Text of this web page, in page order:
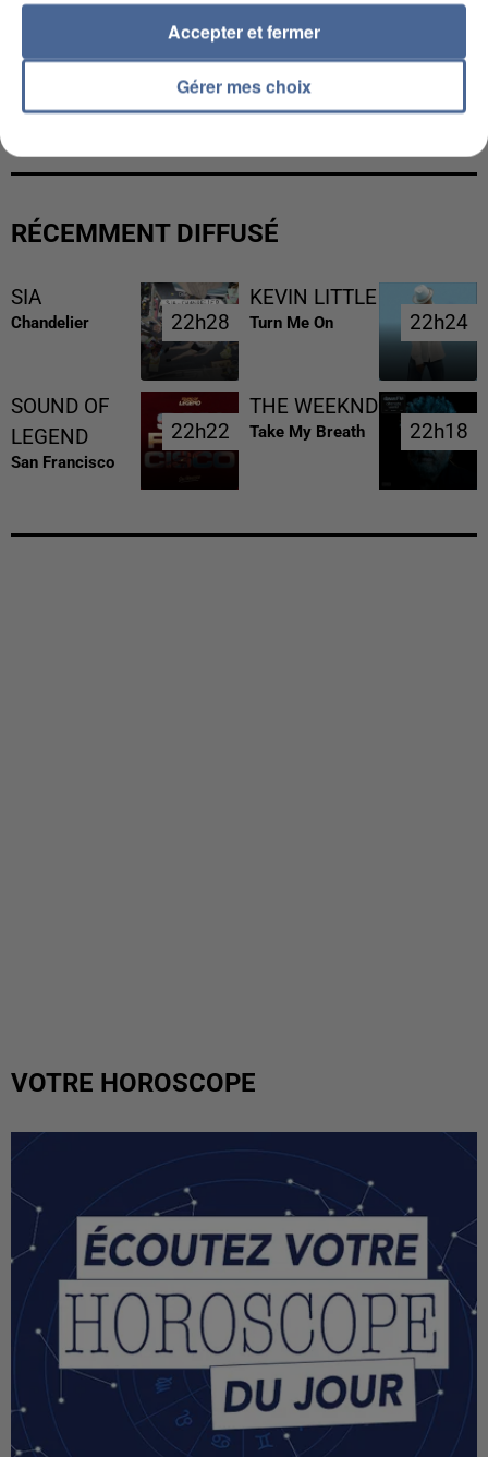
UNE TOURISTE DE L’OISE EMPORTÉE PAR UNE
COULÉE DE BOUE EN HAUTE-SAVOIE
RÉCEMMENT DIFFUSÉ
SIA
Chandelier 22h28
22h28
KEVIN LITTLE
Turn Me On 22h24
22h24
SOUND OF
LEGEND
San Francisco
22h22
22h22
THE WEEKND
Take My Breath 22h18
22h18
VOTRE HOROSCOPE
Gérer mes choix
Accepter et fermer